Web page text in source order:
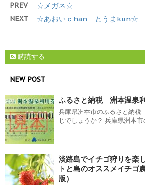
PREV ☆メガネ☆
NEXT ☆あおいｃhan とうまkun☆
購読する
NEW POST
ふるさと納税 洲本温泉
兵庫県洲本市のふるさと納
じでしょうか？ 兵庫県洲本市
淡路島でイチゴ狩りを楽
トと島のオススメイチゴ
版）